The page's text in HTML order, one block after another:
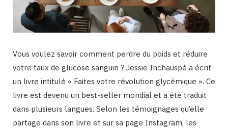
Vous voulez savoir comment perdre du poids et réduire
votre taux de glucose sanguin ? Jessie Inchauspé a écrit
un livre intitulé « Faites votre révolution glycémique ». Ce
livre est devenu un best-seller mondial et a été traduit
dans plusieurs langues. Selon les témoignages qu’elle
partage dans son livre et sur sa page Instagram, les